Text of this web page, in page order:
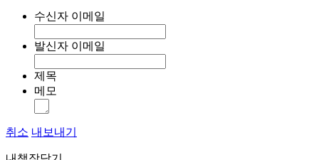
수신자 이메일
발신자 이메일
제목
메모
취소 내보내기